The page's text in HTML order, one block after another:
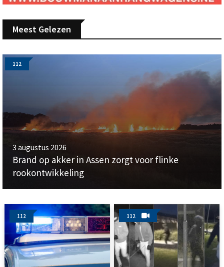
Meest Gelezen
112
3 augustus 2026
Brand op akker in Assen zorgt voor flinke
rookontwikkeling
112 112